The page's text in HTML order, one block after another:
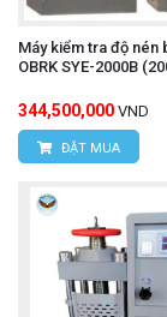
Máy kiểm tra độ nén bê tông
OBRK SYE-2000B
344,500,000 VND
ĐẶT MUA